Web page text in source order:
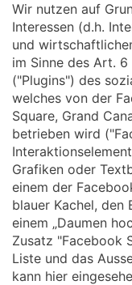
Wir nutzen auf
Interessen (d.h.
und
im Sinne des Art. 6
("Plugins") des
welches von der
Square, Grand
betrieben wird
Grafiken oder
einem der
blauer Kachel, den
einem „Daumen
Zusatz "Facebook
Liste und das
kann hier